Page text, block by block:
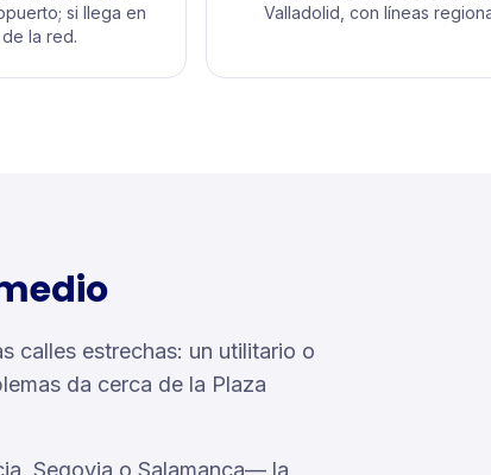
si llega en
la red.
Valladolid, con líneas
calles estrechas: un utilitario o
da cerca de la Plaza
Segovia o Salamanca— la